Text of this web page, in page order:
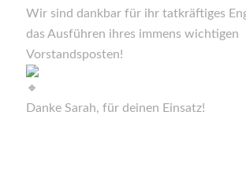
Wir sind dankbar für ihr tatkräftiges
das Ausführen ihres immens wichtigen
Vorstandsposten!
Danke Sarah, für deinen Einsatz!